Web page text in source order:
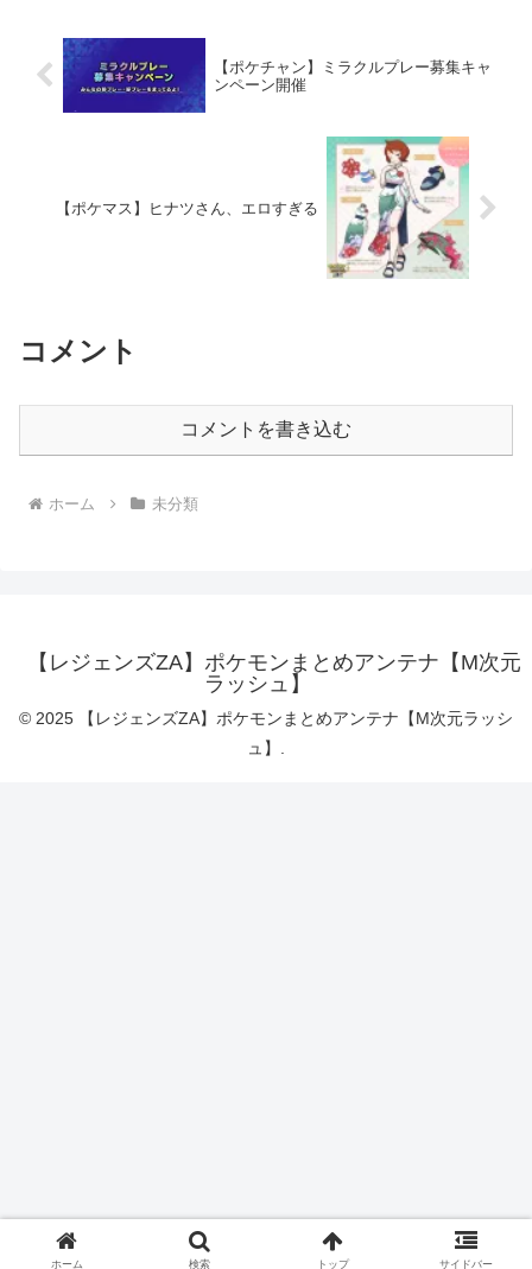
【ポケチャン】ミラクルプレー募集キャ
ンペーン開催
【ポケマス】ヒナツさん、エロすぎる
コメント
コメントを書き込む
ホーム 未分類
【レジェンズZA】ポケモンまとめアンテナ【M次元
ラッシュ】
© 2025 【レジェンズZA】ポケモンまとめアンテナ【M次元ラッシ
ュ】.
ホーム 検索 トップ サイドバー